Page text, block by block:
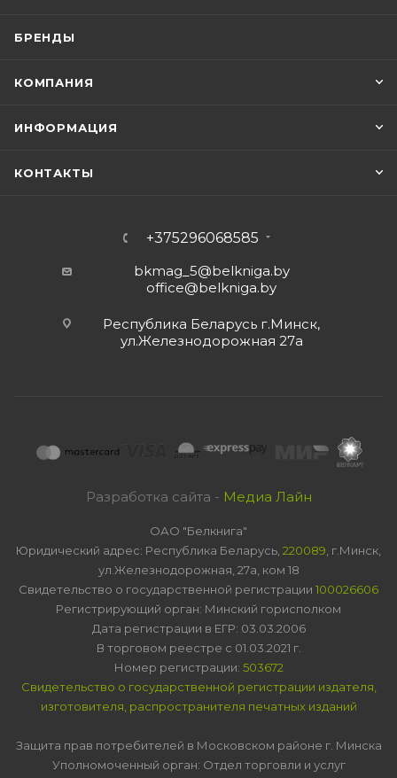
БРЕНДЫ
КОМПАНИЯ
ИНФОРМАЦИЯ
КОНТАКТЫ
+375296068585
bkmag_5@belkniga.by
office@belkniga.by
Республика Беларусь г.Минск,
ул.Железнодорожная 27а
Разработка сайта - Медиа Лайн
ОАО "Белкнига"
Юридический адрес: Республика Беларусь, 220089 , г.Минск,
ул.Железнодорожная, 27а, ком 18
Свидетельство о государственной регистрации 100026606
Регистрирующий орган: Минский горисполком
Дата регистрации в ЕГР: 03.03.2006
В торговом реестре с 01.03.2021 г.
Номер регистрации: 503672
Свидетельство о государственной регистрации издателя,
изготовителя, распространителя печатных изданий
Защита прав потребителей в Московском районе г. Минска
Уполномоченный орган: Отдел торговли и услуг